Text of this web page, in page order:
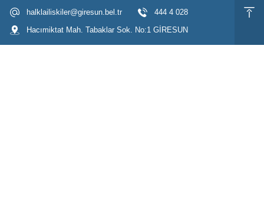
halklailiskiler@giresun.bel.tr
444 4 028
Hacımiktat Mah. Tabaklar Sok. No:1 GİRESUN